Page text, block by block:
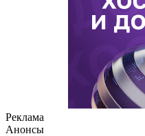
Реклама
Анонсы